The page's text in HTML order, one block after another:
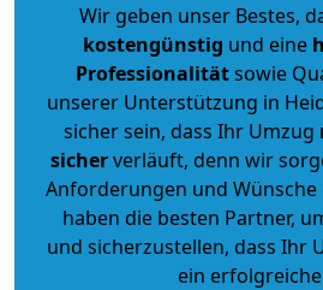
Wir geben unser Bestes,
kostengünstig und eine
Professionalitätsowie
unserer Unterstützung in
sicher sein, dass Ihr Umzug
sicherverläuft, denn wir
Anforderungen und
haben die besten Partner,
und sicherzustellen, dass Ihr
ein